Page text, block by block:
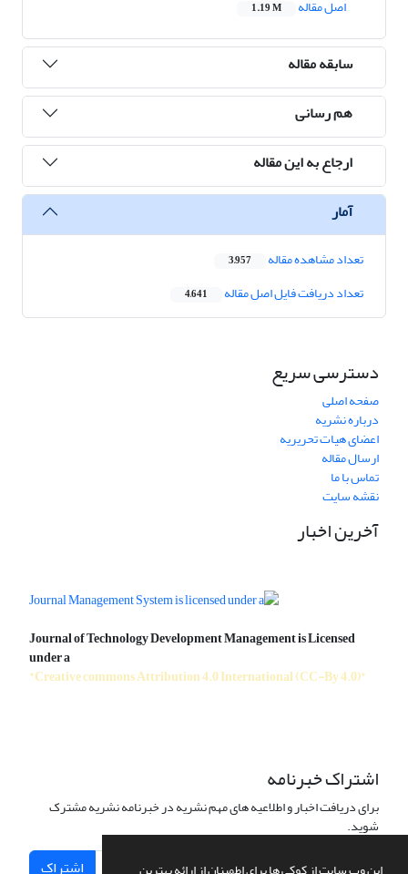
اصل مقاله
1.19 M
سابقه مقاله
هم رسانی
ارجاع به این مقاله
آمار
تعداد مشاهده مقاله 3,957
تعداد دریافت فایل اصل مقاله 4,641
دسترسی سریع
صفحه اصلی
درباره نشریه
اعضای هیات تحریریه
ارسال مقاله
تماس با ما
نقشه سایت
آخرین اخبار
Journal of Technology Development Management is Licensed
under a
"Creative commons Attribution 4.0 International (CC-By 4.0)"
اشتراک خبرنامه
برای دریافت اخبار و اطلاعیه های مهم نشریه در خبرنامه نشریه مشترک
شوید.
اشتراک